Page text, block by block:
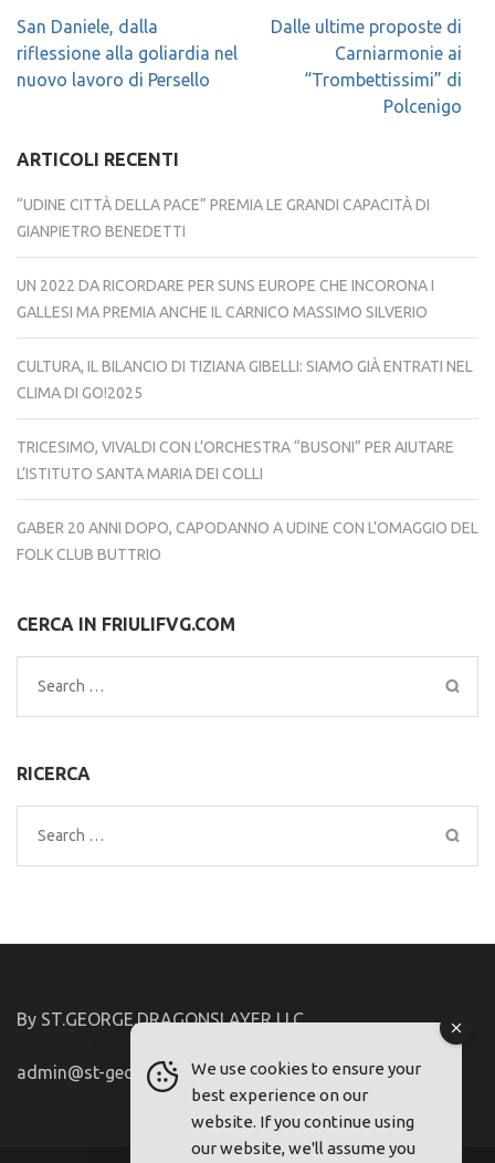
Navigazione
articoli
San Daniele, dalla
riflessione alla goliardia nel
nuovo lavoro di Persello
Dalle ultime proposte di
Carniarmonie ai
“Trombettissimi” di
Polcenigo
ARTICOLI RECENTI
“UDINE CITTÀ DELLA PACE” PREMIA LE GRANDI CAPACITÀ DI
GIANPIETRO BENEDETTI
UN 2022 DA RICORDARE PER SUNS EUROPE CHE INCORONA I
GALLESI MA PREMIA ANCHE IL CARNICO MASSIMO SILVERIO
CULTURA, IL BILANCIO DI TIZIANA GIBELLI: SIAMO GIÀ ENTRATI NEL
CLIMA DI GO!2025
TRICESIMO, VIVALDI CON L’ORCHESTRA “BUSONI” PER AIUTARE
L’ISTITUTO SANTA MARIA DEI COLLI
GABER 20 ANNI DOPO, CAPODANNO A UDINE CON L’OMAGGIO DEL
FOLK CLUB BUTTRIO
CERCA IN FRIULIFVG.COM
Search
for:
RICERCA
Search
for:
By ST.GEORGE.DRAGONSLAYER LLC
admin@st-george-dragonslayer.comWe use cookies to ensure your
best experience on our
website. If you continue using
our website, we'll assume you